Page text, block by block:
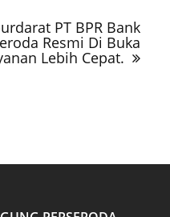
PT BPR Bank
Resmi Di Buka
Lebih Cepat.